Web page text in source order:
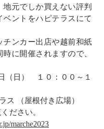
元でしか買えない評判
ントをハピテラスにて
チンカー出店や越前和紙
に開催されますので、
（日） １０：００～１
（屋根付き広場）
ださい。
marche2023